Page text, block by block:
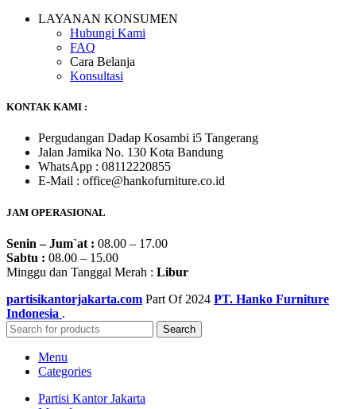
LAYANAN KONSUMEN
Hubungi Kami
FAQ
Cara Belanja
Konsultasi
KONTAK KAMI :
Pergudangan Dadap Kosambi i5 Tangerang
Jalan Jamika No. 130 Kota Bandung
WhatsApp : 08112220855
E-Mail : office@hankofurniture.co.id
JAM OPERASIONAL
Senin – Jum`at : 08.00 – 17.00
Sabtu : 08.00 – 15.00
Minggu dan Tanggal Merah : Libur
partisikantorjakarta.com Part Of 2024 PT. Hanko Furniture
Indonesia .
Search
Menu
Categories
Partisi Kantor Jakarta